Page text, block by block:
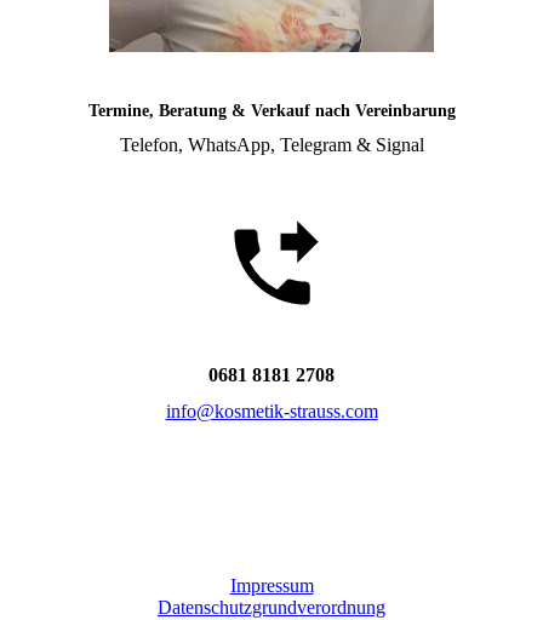
Termine, Beratung & Verkauf nach Vereinbarung
Telefon, WhatsApp, Telegram & Signal
0681 8181 2708
info@kosmetik-strauss.com
Impressum
Datenschutzgrundverordnung